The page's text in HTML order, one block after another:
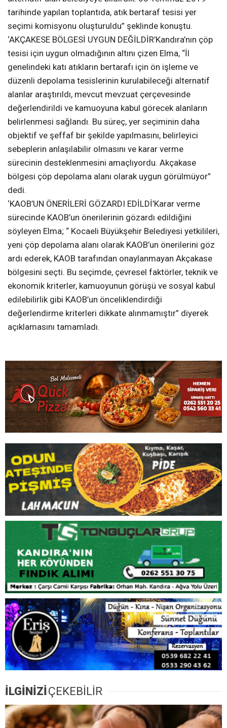
başından beri süreci takip ederek görüşlerini
Büyükşehir’le paylaştıklarını söyleyen TMMOB İl
Koordinasyon Kurulu Sekreteri Mehmet Ali Elma, “30
Ocak 2020 tarihli karar doğrultusunda, çöp bertaraf
tesisi için Gebze ve Dilovası’nda olmak üzere iki
alternatif alan belediyeye bildirdik. 05 Temmuz 2019
tarihinde yapılan toplantıda, atık bertaraf tesisi yer
seçimi komisyonu oluşturuldu” şeklinde konuştu.
‘AKÇAKESE BÖLGESİ UYGUN DEĞİLDİR’Kandıra’nın çöp
tesisi için uygun olmadığının altını çizen Elma, “İl
genelindeki katı atıkların bertarafı için ön işleme ve
düzenli depolama tesislerinin kurulabileceği alternatif
alanlar araştırıldı, mevcut mevzuat çerçevesinde
değerlendirildi ve kamuoyuna kabul görecek alanların
belirlenmesi sağlandı. Bu süreç, yer seçiminin daha
sebeplerin anlaşılabilir olmasını ve karar verme
sürecinin desteklenmesini amaçlıyordu. Akçakase
bölgesi çöp depolama alanı olarak uygun görülmüyor”
‘KAOB’UN ÖNERİLERİ GÖZARDI EDİLDİ’Karar verme
sürecinde KAOB’un önerilerinin gözardı edildiğini
söyleyen Elma; “ Kocaeli Büyükşehir Belediyesi yetkilileri,
yeni çöp depolama alanı olarak KAOB’un önerilerini göz
ardı ederek, KAOB tarafından onaylanmayan Akçakase
ekonomik kriterler, kamuoyunun görüşü ve sosyal kabul
edilebilirlik gibi KAOB’un önceliklendirdiği
değerlendirme kriterleri dikkate alınmamıştır” diyerek
açıklamasını tamamladı.